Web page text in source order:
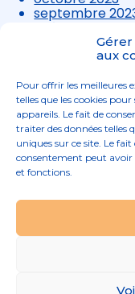
aux
Pour offrir les meilleures
telles que les cookies
appareils. Le fait de
traiter des données telles
uniques sur ce site. Le
consentement peut avoir
et fonctions.
septembre
août 2023
juillet 2023
avril 2023
mars 2023
02